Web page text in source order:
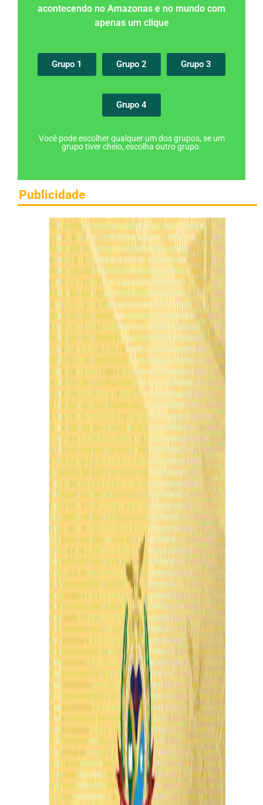
acontecendo no Amazonas e no mundo com
apenas um clique
Grupo 1 Grupo 2 Grupo 3
Grupo 4
Você pode escolher qualquer um dos grupos, se um
grupo tiver cheio, escolha outro grupo.
Publicidade